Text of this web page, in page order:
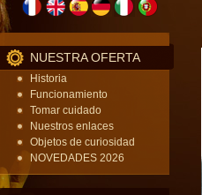
NUESTRA OFERTA
Historia
Funcionamiento
Tomar cuidado
Nuestros enlaces
Objetos de curiosidad
NOVEDADES 2026